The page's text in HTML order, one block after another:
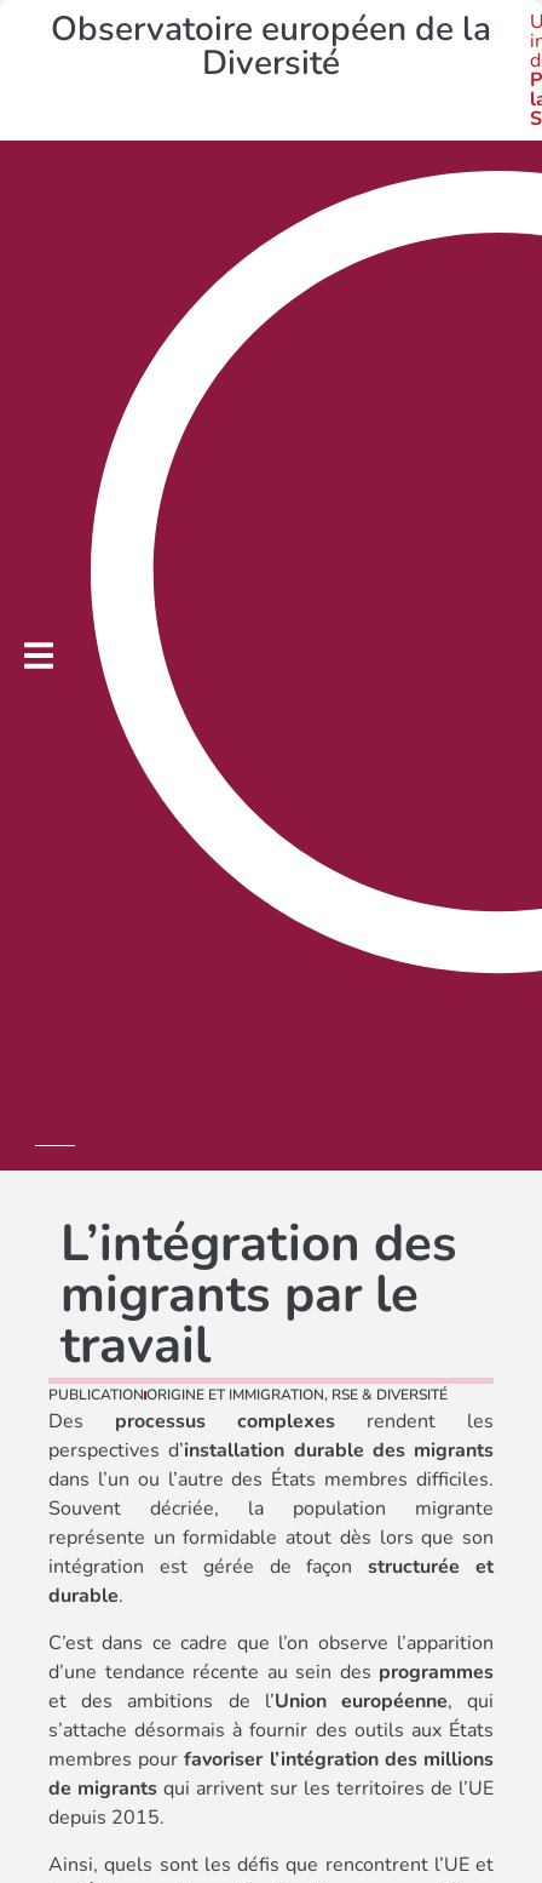
Observatoire européen de la
Diversité
L’intégration des
migrants par le
travail
PUBLICATIONORIGINE ET IMMIGRATION, RSE & DIVERSITÉ
Des processus complexes rendent les
perspectives d’installation durable des migrants
dans l’un ou l’autre des États membres difficiles.
Souvent décriée, la population migrante
représente un formidable atout dès lors que son
intégration est gérée de façonstructurée et
durable.
C’est dans ce cadre que l’on observe l’apparition
d’une tendance récente au sein des programmes
et des ambitions de l’Union européenne, qui
s’attache désormais à fournir des outils aux États
membres pourfavoriser l’intégration des millions
de migrants qui arrivent sur les territoires de l’UE
depuis 2015.
Ainsi, quels sont les défis que rencontrent l’UE et